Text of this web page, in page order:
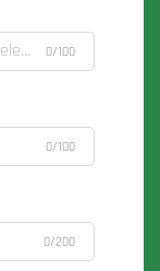
0/100
0/100
0/200